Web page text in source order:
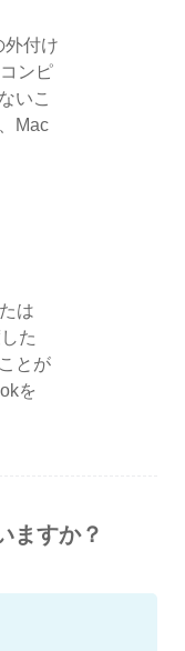
外付け
ンピ
いこ
Mac
は
た
とが
を
ますか？